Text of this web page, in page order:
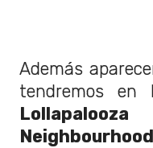
Además
tendremos en
Lollapalooza